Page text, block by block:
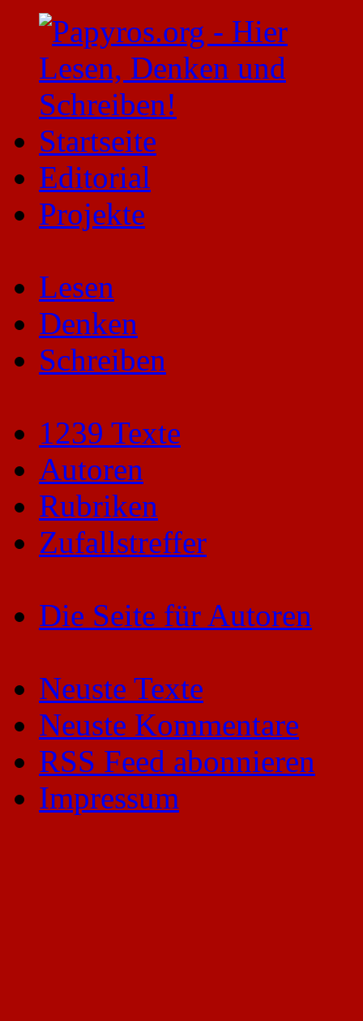
Startseite
Editorial
Projekte
Lesen
Denken
Schreiben
1239 Texte
Autoren
Rubriken
Zufallstreffer
Die Seite für Autoren
Neuste Texte
Neuste Kommentare
RSS Feed abonnieren
Impressum